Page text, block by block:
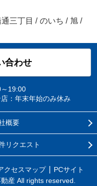
三丁目 / のいち / 旭 /
合わせ
19:00
：年末年始のみ休み
概要
リクエスト
クセスマップ
PCサイト
産 All rights reserved.